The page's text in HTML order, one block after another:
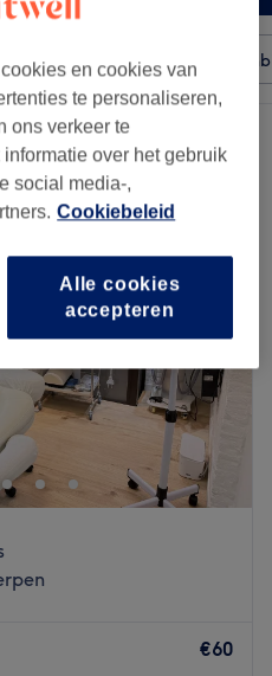
Merken Salons
Provincie Antwerpen
€60
en cookies van
te personaliseren,
ons verkeer te
over het gebruik
social media-,
Cookiebeleid
Alle cookies
accepteren